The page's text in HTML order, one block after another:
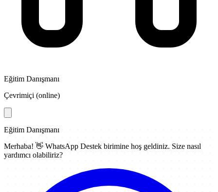
Eğitim Danışmanı
Çevrimiçi (online)
Eğitim Danışmanı
Merhaba! 👋 WhatsApp Destek birimine hoş geldiniz. Size nasıl
yardımcı olabiliriz?